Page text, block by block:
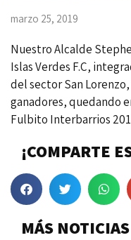
marzo 25, 2019
Nuestro Alcalde
Islas Verdes F.C,
del sector San
ganadores, quedando
Fulbito Interbarrios
¡COMPARTE
MÁS NOTICIAS